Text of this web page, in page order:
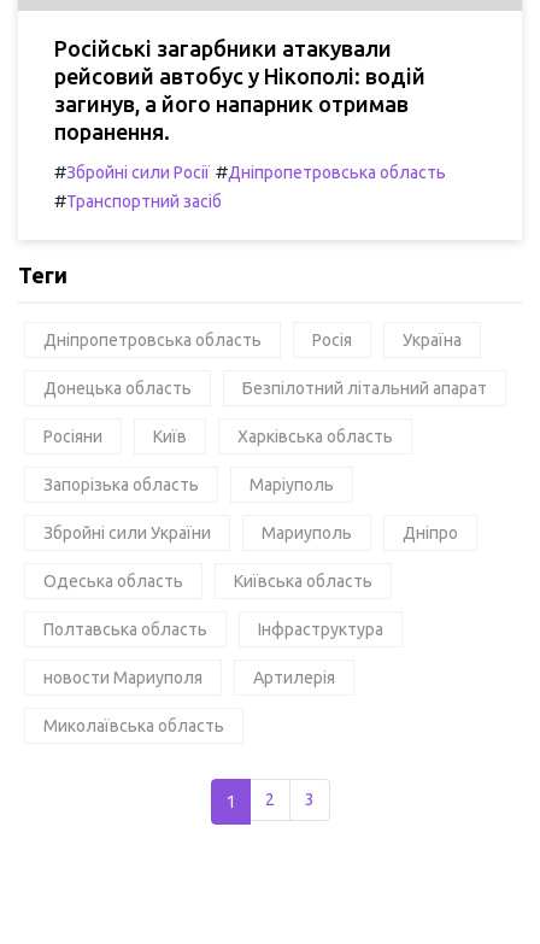
Російські загарбники атакували
рейсовий автобус у Нікополі: водій
загинув, а його напарник отримав
поранення.
#Збройні сили Росії #Дніпропетровська область
#Транспортний засіб
Теги
Дніпропетровська область Росія Україна
Донецька область Безпілотний літальний апарат
Росіяни Київ Харківська область
Запорізька область Маріуполь
Збройні сили України Мариуполь Дніпро
Одеська область Київська область
Полтавська область Інфраструктура
новости Мариуполя Артилерія
Миколаївська область
1 2 3